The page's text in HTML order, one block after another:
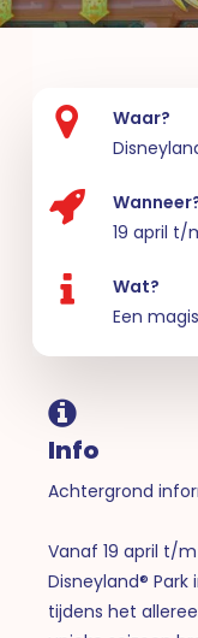
Waar?
19 april t/
Wat?
Een
Info
Achtergrond
Vanaf 19 april t/
Disneyland®
tijdens het